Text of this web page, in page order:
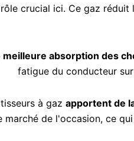
crucial ici. Ce gaz
absorption des
fatigue du conducteur
à gaz apportent de
marché de l'occasion, ce